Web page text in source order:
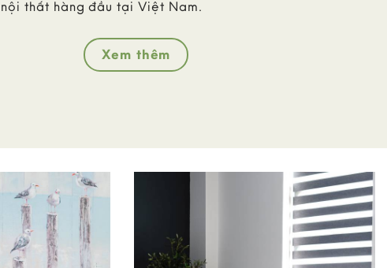
nội thất hàng đầu tại Việt Nam.
Xem thêm